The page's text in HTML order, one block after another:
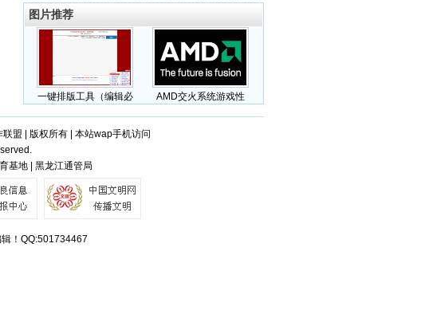
图片推荐
一键排版工具（编辑必 AMD交火系统游戏性
联盟 版权所有| 本站wap手机访问
基地 | 黑龙江通管局
！QQ:501734467